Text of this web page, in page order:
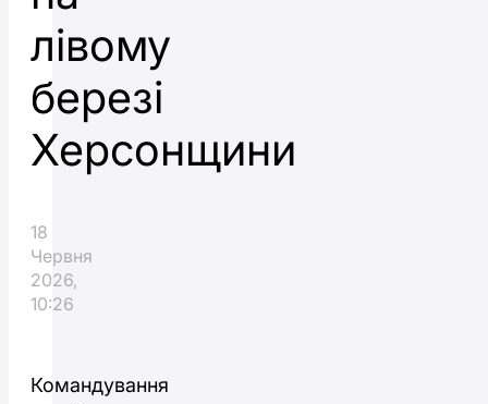
лівому
березі
Херсонщини
18
Червня
2026,
10:26
Командування